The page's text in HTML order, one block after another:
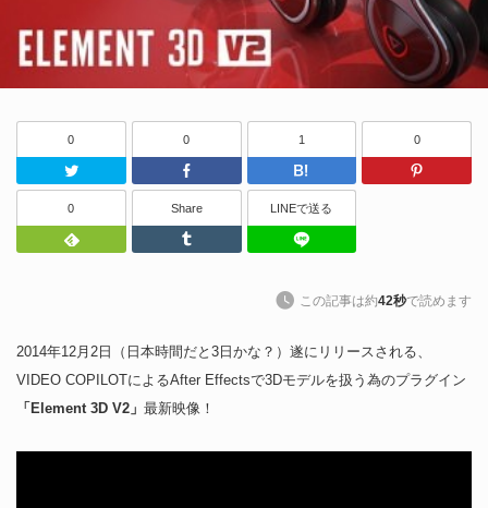
0
Twitter
0
Facebook
1
はてなブッ
0
0
Feedly
Share
Tumblr
LINEで送る
この記事は約42秒で読めます
2014年12月2日（日本時間だと3日かな？）遂にリリースされる、
VIDEO COPILOTによるAfter Effectsで3Dモデルを扱う為のプラグイン
「Element 3D V2」 最新映像！